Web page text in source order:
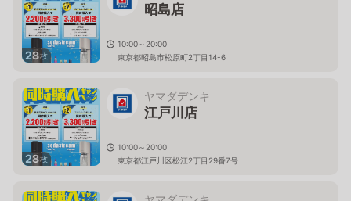
28枚
昭島店
10:00～20:00
東京都昭島市松原町2丁目14-6
28枚
ヤマダデンキ
江戸川店
10:00～20:00
東京都江戸川区松江2丁目29番7号